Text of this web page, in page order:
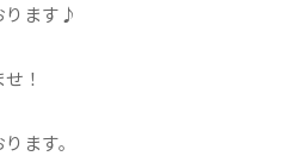
ります♪
！
ます。